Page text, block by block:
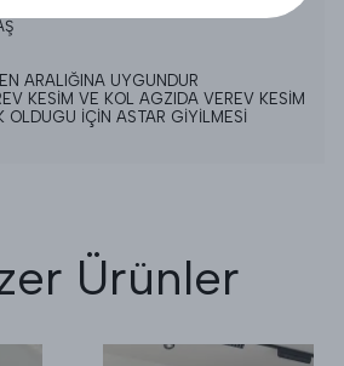
ARALIĞINA UYGUNDUR
KESİM VE KOL AGZIDA VEREV KESİM
OLDUGU İÇİN ASTAR GİYİLMESİ
Ürünler